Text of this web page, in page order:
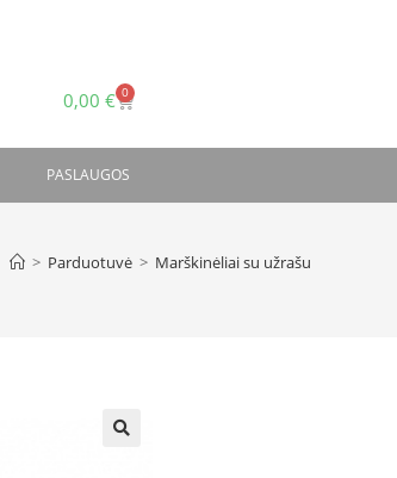
0,00 € 0
PASLAUGOS
> Parduotuvė > Marškinėliai su užrašu